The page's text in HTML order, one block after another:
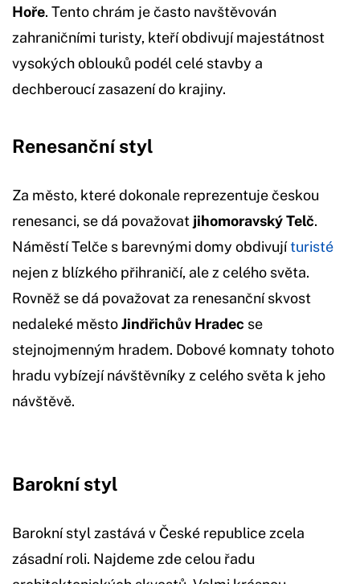
Hoře. Tento chrám je často navštěvován
zahraničními turisty, kteří obdivují majestátnost
vysokých oblouků podél celé stavby a
dechberoucí zasazení do krajiny.
Renesanční styl
Za město, které dokonale reprezentuje českou
renesanci, se dá považovat jihomoravský Telč.
Náměstí Telče s barevnými domy obdivujíturisté
nejen z blízkého přihraničí, ale z celého světa.
Rovněž se dá považovat za renesanční skvost
nedaleké městoJindřichův Hradec se
stejnojmenným hradem. Dobové komnaty tohoto
hradu vybízejí návštěvníky z celého světa k jeho
návštěvě.
Barokní styl
Barokní styl zastává v České republice zcela
zásadní roli. Najdeme zde celou řadu